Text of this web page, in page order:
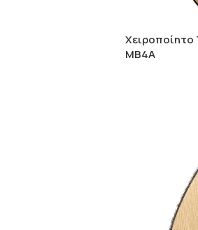
ΜΒ4Α